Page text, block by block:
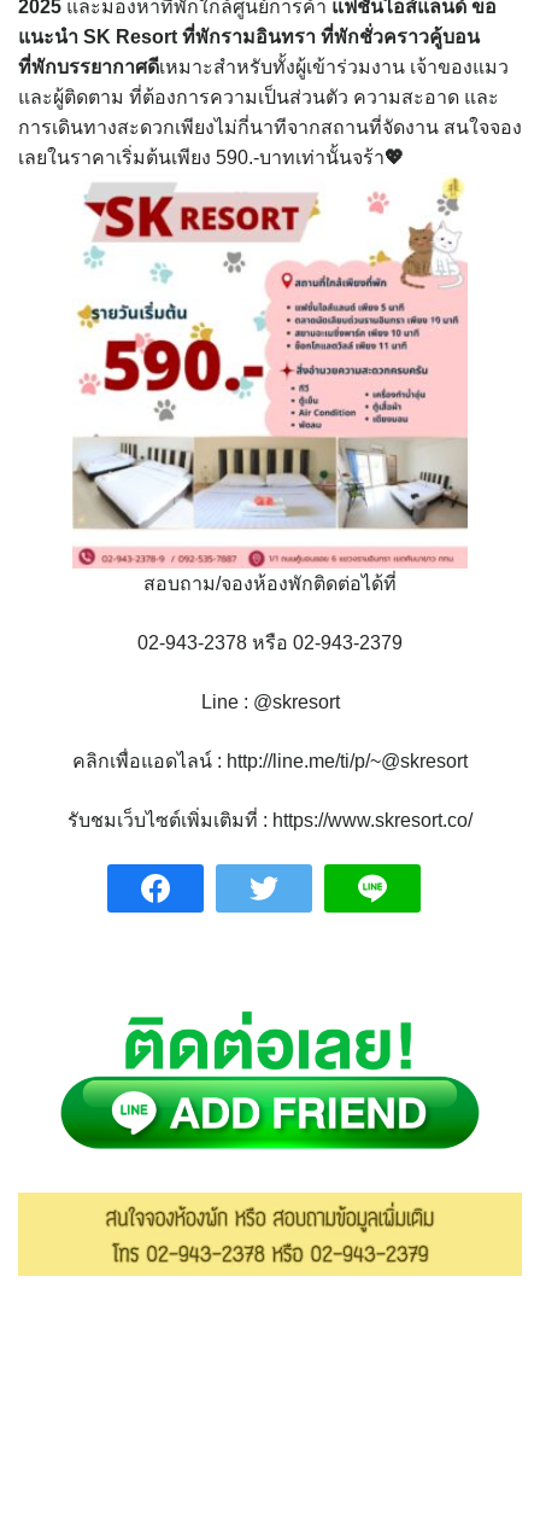
2025 และมองหาที่พักใกล้ศูนย์การค้า แฟชั่นไอส์แลนด์ ขอ
แนะนำ SK Resort ที่พักรามอินทรา ที่พักชั่วคราวคู้บอน
ที่พักบรรยากาศดีเหมาะสำหรับทั้งผู้เข้าร่วมงาน เจ้าของแมว
และผู้ติดตาม ที่ต้องการความเป็นส่วนตัว ความสะอาด และ
การเดินทางสะดวกเพียงไม่กี่นาทีจากสถานที่จัดงาน สนใจจอง
เลยในราคาเริ่มต้นเพียง 590.-บาทเท่านั้นจร้า💖
สอบถาม/จองห้องพักติดต่อได้ที่
02-943-2378 หรือ 02-943-2379
Line : @skresort
คลิกเพื่อแอดไลน์ : http://line.me/ti/p/~@skresort
รับชมเว็บไซต์เพิ่มเติมที่ : https://www.skresort.co/